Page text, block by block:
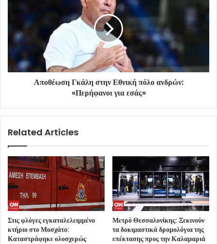
Αποθέωση Γκάλη στην Εθνική πόλο ανδρών:
«Περήφανοι για εσάς»
Related Articles
Στις φλόγες εγκαταλελειμμένο
κτήριο στο Μοσχάτο:
Καταστράφηκε ολοσχερώς
Μετρό Θεσσαλονίκης: Ξεκινούν
τα δοκιμαστικά δρομολόγια της
επέκτασης προς την Καλαμαριά